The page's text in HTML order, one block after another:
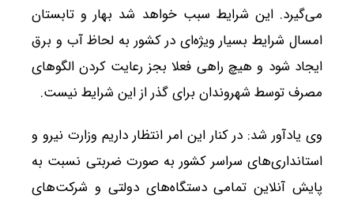
می‌گیرد. این شرایط سبب خواهد شد بهار و تابستان
امسال شرایط بسیار ویژه‌ای در کشور به لحاظ آب و برق
ایجاد شود و هیچ راهی فعلا بجز رعایت کردن الگوهای
مصرف توسط شهروندان برای گذر از این شرایط نیست.
وی یادآور شد: در کنار این امر انتظار داریم وزارت نیرو و
استانداری‌های سراسر کشور به صورت ضربتی نسبت به
پایش آنلاین تمامی دستگاه‌های دولتی و شرکت‌های